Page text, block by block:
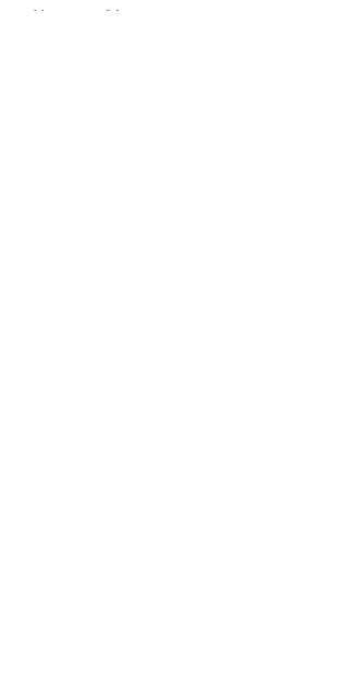
Hauteur : 86 cm